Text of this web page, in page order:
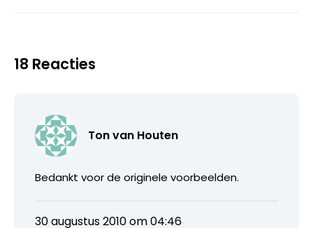
18 Reacties
Ton van Houten
Bedankt voor de originele voorbeelden.
30 augustus 2010 om 04:46